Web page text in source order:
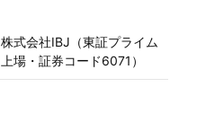
株式会社IBJ（東証プライム
上場・証券コード6071）